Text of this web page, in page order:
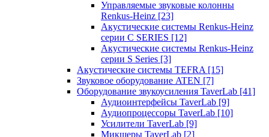
Управляемые звуковые колонны
Renkus-Heinz [23]
Акустические системы Renkus-Heinz
серии C SERIES [12]
Акустические системы Renkus-Heinz
серии S Series [3]
Акустические системы TEFRA [15]
Звуковое оборудование ATEN [7]
Оборудование звукоусиления TaverLab [41]
Аудиоинтерфейсы TaverLab [9]
Аудиопроцессоры TaverLab [10]
Усилители TaverLab [9]
Микшеры TaverLab [2]